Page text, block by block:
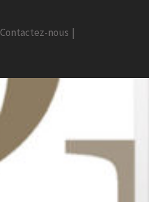
Contactez-nous |